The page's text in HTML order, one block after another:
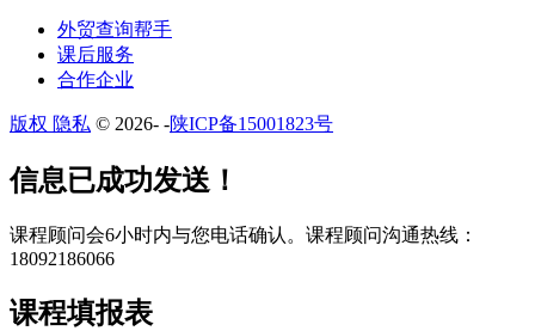
外贸查询帮手
课后服务
合作企业
版权 隐私 © 2026- -陕ICP备15001823号
​​信息已成功发送！
课程顾问会6小时内与您电话确认。​课程顾问沟通热线：
18092186066
课程填报表​